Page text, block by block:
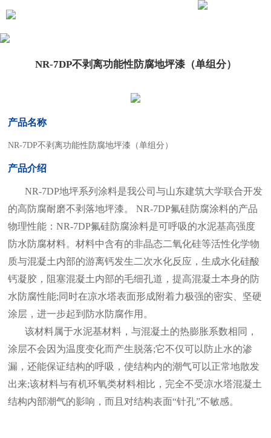
NR-7DP不剥离功能性防腐地坪漆（单组分）
产品名称
NR-7DP不剥离功能性防腐地坪漆（单组分）
产品介绍
NR-7DP地坪系列涂料是我公司与山东建筑大学联合开发
的高防腐耐磨不剥落地坪漆。 NR-7DP氟硅防腐涂料的产品
物理性能：NR-7DP氟硅防腐涂料是可呼吸的水泥基高强度
防水防腐材料。材料中含有的非晶态二氧化硅等活性化学物
质与混凝土内部的游离钙发生二次水化反应，生成水化硅酸
钙凝胶，阻塞混凝土内部的毛细孔道，提高混凝土本身的防
水防腐性能;同时在凉水塔表面形成附着力极强的密实、坚硬
涂层，进一步起到防水防腐作用。
该材料属于水泥基材料，与混凝土的热膨胀系数相同，
涂层不会因为温度变化而产生脱落;它不仅可以防止水的渗
漏，还能保证结构的呼吸，使结构内的潮气可以正常地散发
出来;该材料与有机环氧类材料相比，完全不受凉水塔混凝土
结构内部潮气的影响，而且对结构表面“针孔”不敏感。